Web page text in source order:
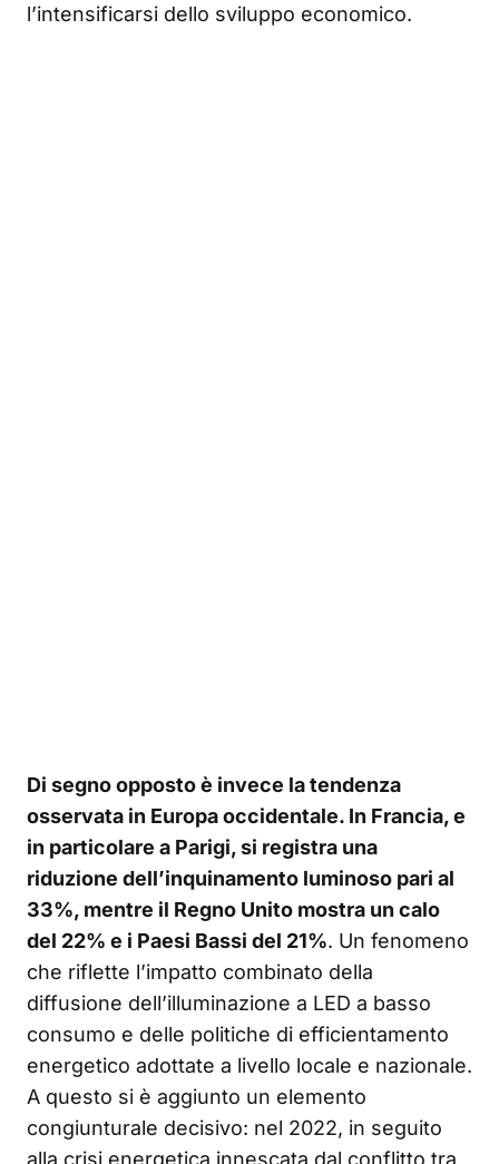
l’intensificarsi dello sviluppo economico.
Di segno opposto è invece la tendenza
osservata in Europa occidentale. In Francia, e
in particolare a Parigi, si registra una
riduzione dell’inquinamento luminoso pari al
33%, mentre il Regno Unito mostra un calo
del 22% e i Paesi Bassi del 21%. Un fenomeno
che riflette l’impatto combinato della
diffusione dell’illuminazione a LED a basso
consumo e delle politiche di efficientamento
energetico adottate a livello locale e nazionale.
A questo si è aggiunto un elemento
congiunturale decisivo: nel 2022, in seguito
alla crisi energetica innescata dal conflitto tra